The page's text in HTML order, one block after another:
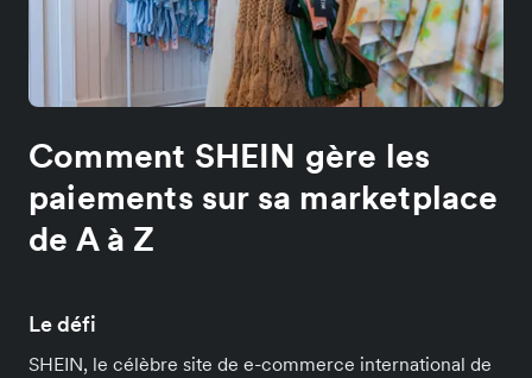
Comment SHEIN gère les
paiements sur sa marketplace
de A à Z
Le défi
SHEIN, le célèbre site de e-commerce international de